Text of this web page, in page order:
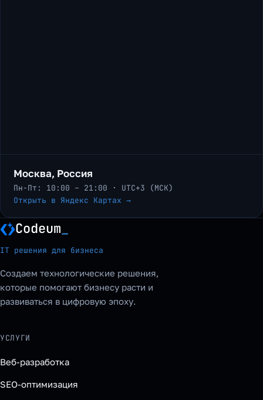
Москва, Россия
Пн-Пт: 10:00 – 21:00 · UTC+3 (МСК)
Открыть в Яндекс Картах →
Codeum_
IT решения для бизнеса
Создаем технологические решения,
которые помогают бизнесу расти и
развиваться в цифровую эпоху.
УСЛУГИ
Веб-разработка
SEO-оптимизация